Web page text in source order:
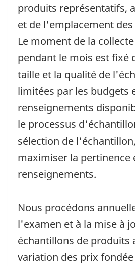
produits représentatifs,
et de l'emplacement
Le moment de la
pendant le mois est fixé
taille et la qualité de
limitées par les budgets
renseignements
le processus
sélection de
maximiser la pertinence
renseignements.
Nous procédons
l'examen et à la mise à
échantillons de produits
variation des prix